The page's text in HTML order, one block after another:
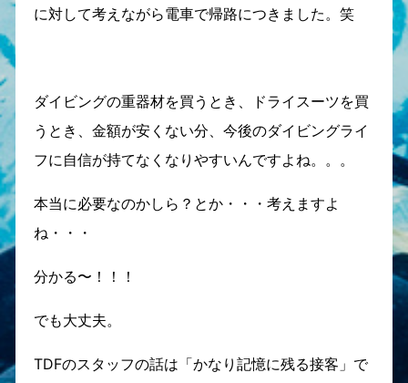
に対して考えながら電車で帰路につきました。笑
ダイビングの重器材を買うとき、ドライスーツを買
うとき、金額が安くない分、今後のダイビングライ
フに自信が持てなくなりやすいんですよね。。。
本当に必要なのかしら？とか・・・考えますよ
ね・・・
分かる〜！！！
でも大丈夫。
TDFのスタッフの話は「かなり記憶に残る接客」で